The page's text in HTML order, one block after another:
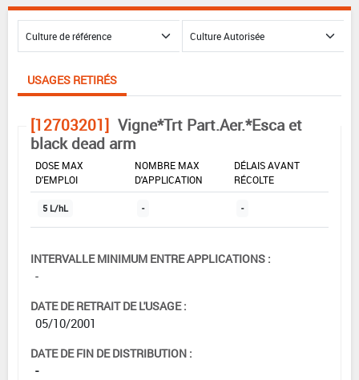
USAGES RETIRÉS
[12703201] Vigne*Trt Part.Aer.*Esca et
black dead arm
DOSE MAX
D'EMPLOI
NOMBRE MAX
D'APPLICATION
DÉLAIS AVANT
RÉCOLTE
5 L/hL - -
INTERVALLE MINIMUM ENTRE APPLICATIONS :
-
DATE DE RETRAIT DE L'USAGE :
05/10/2001
DATE DE FIN DE DISTRIBUTION :
-